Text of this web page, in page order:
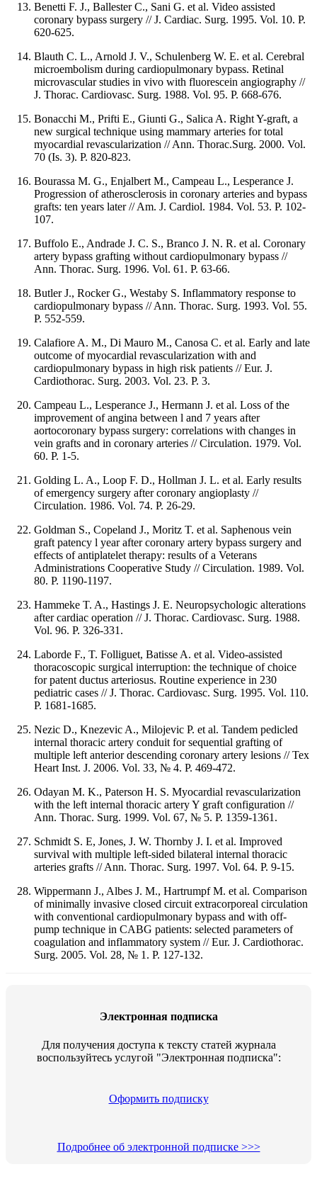
Benetti F. J., Ballester C., Sani G. et al. Video assisted
coronary bypass surgery // J. Cardiac. Surg. 1995. Vol. 10. P.
620-625.
Blauth C. L., Arnold J. V., Schulenberg W. E. et al. Cerebral
microembolism during cardiopulmonary bypass. Retinal
microvascular studies in vivo with fluorescein angiography //
J. Thorac. Cardiovasc. Surg. 1988. Vol. 95. P. 668-676.
Bonacchi M., Prifti E., Giunti G., Salica A. Right Y-graft, a
new surgical technique using mammary arteries for total
myocardial revascularization // Ann. Thorac.Surg. 2000. Vol.
70 (Is. 3). P. 820-823.
Bourassa M. G., Enjalbert M., Campeau L., Lesperance J.
Progression of atherosclerosis in coronary arteries and bypass
grafts: ten years later // Am. J. Cardiol. 1984. Vol. 53. P. 102-
107.
Buffolo E., Andrade J. C. S., Branco J. N. R. et al. Coronary
artery bypass grafting without cardiopulmonary bypass //
Ann. Thorac. Surg. 1996. Vol. 61. P. 63-66.
Butler J., Rocker G., Westaby S. Inflammatory response to
cardiopulmonary bypass // Ann. Thorac. Surg. 1993. Vol. 55.
P. 552-559.
Calafiore A. M., Di Mauro M., Canosa C. et al. Early and late
outcome of myocardial revascularization with and
cardiopulmonary bypass in high risk patients // Eur. J.
Cardiothorac. Surg. 2003. Vol. 23. P. 3.
Campeau L., Lesperance J., Hermann J. et al. Loss of the
improvement of angina between l and 7 years after
aortocoronary bypass surgery: correlations with changes in
vein grafts and in coronary arteries // Circulation. 1979. Vol.
60. P. 1-5.
Golding L. A., Loop F. D., Hollman J. L. et al. Early results
of emergency surgery after coronary angioplasty //
Circulation. 1986. Vol. 74. P. 26-29.
Goldman S., Copeland J., Moritz T. et al. Saphenous vein
graft patency l year after coronary artery bypass surgery and
effects of antiplatelet therapy: results of a Veterans
Administrations Cooperative Study // Circulation. 1989. Vol.
80. P. 1190-1197.
Hammeke T. A., Hastings J. E. Neuropsychologic alterations
after cardiac operation // J. Thorac. Cardiovasc. Surg. 1988.
Vol. 96. P. 326-331.
Laborde F., T. Folliguet, Batisse A. et al. Video-assisted
thoracoscopic surgical interruption: the technique of choice
for patent ductus arteriosus. Routine experience in 230
pediatric cases // J. Thorac. Cardiovasc. Surg. 1995. Vol. 110.
P. 1681-1685.
Nezic D., Knezevic A., Milojevic P. et al. Tandem pedicled
internal thoracic artery conduit for sequential grafting of
multiple left anterior descending coronary artery lesions // Tex
Heart Inst. J. 2006. Vol. 33, № 4. P. 469-472.
Odayan M. K., Paterson H. S. Myocardial revascularization
with the left internal thoracic artery Y graft configuration //
Ann. Thorac. Surg. 1999. Vol. 67, № 5. P. 1359-1361.
Schmidt S. E, Jones, J. W. Thornby J. I. et al. Improved
survival with multiple left-sided bilateral internal thoracic
arteries grafts // Ann. Thorac. Surg. 1997. Vol. 64. P. 9-15.
Wippermann J., Albes J. M., Hartrumpf M. et al. Comparison
of minimally invasive closed circuit extracorporeal circulation
with conventional cardiopulmonary bypass and with off-
pump technique in CABG patients: selected parameters of
coagulation and inflammatory system // Eur. J. Cardiothorac.
Surg. 2005. Vol. 28, № 1. P. 127-132.
Электронная подписка
Для получения доступа к тексту статей журнала
воспользуйтесь услугой "Электронная подписка":
Оформить подписку
Подробнее об электронной подписке >>>